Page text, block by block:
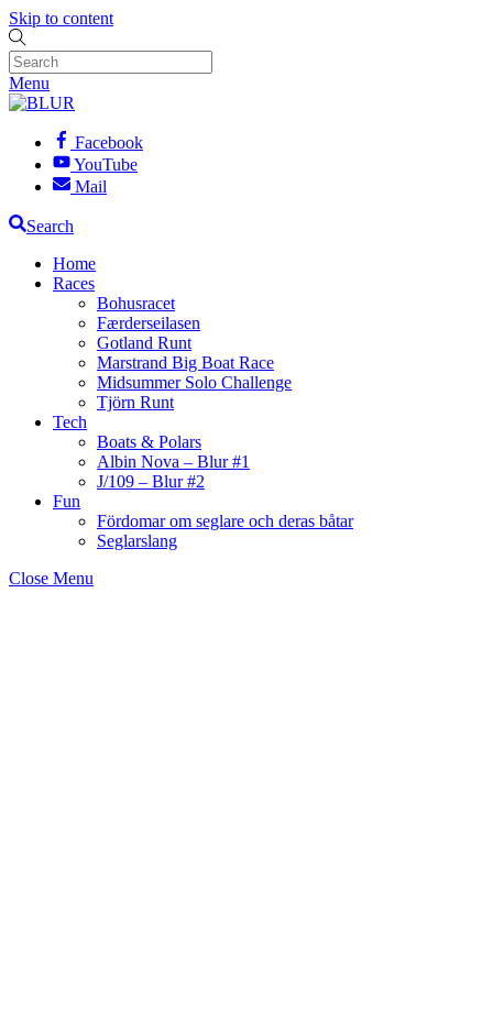
Skip to content
Menu
Facebook
YouTube
Mail
Search
Home
Races
Bohusracet
Færderseilasen
Gotland Runt
Marstrand Big Boat Race
Midsummer Solo Challenge
Tjörn Runt
Tech
Boats & Polars
Albin Nova – Blur #1
J/109 – Blur #2
Fun
Fördomar om seglare och deras båtar
Seglarslang
Close Menu